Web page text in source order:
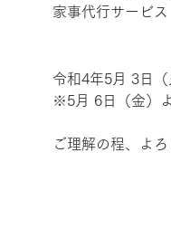
家事代行サービ
令和4年5月 3日（
※5月 6日（金）
ご理解の程、よ